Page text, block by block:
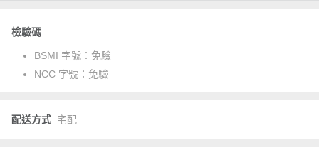
檢驗碼
BSMI 字號： 免驗
NCC 字號： 免驗
配送方式 宅配